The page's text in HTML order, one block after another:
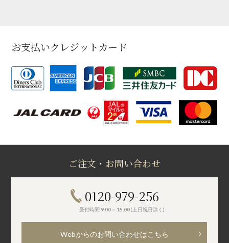
お支払いクレジットカード
ご注文・お問い合わせ
0120-979-256
受付時間 9:00～18:00(土日祝日除く)
Webからのお問い合わせはこちら